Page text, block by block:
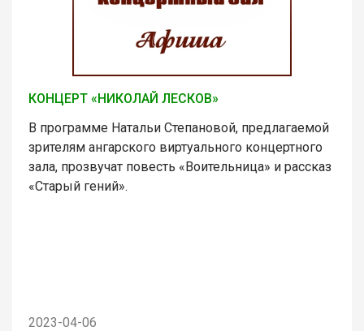
КОНЦЕРТ «НИКОЛАЙ ЛЕСКОВ»
В программе Натальи Степановой, предлагаемой
зрителям ангарского виртуального концертного
зала, прозвучат повесть «Воительница» и рассказ
«Старый гений».
2023-04-06